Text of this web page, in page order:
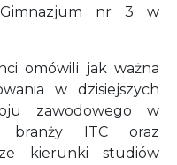
nr 3 w
omówili jak ważna
w dzisiejszych
zawodowego w
branży ITC oraz
kierunki studiów